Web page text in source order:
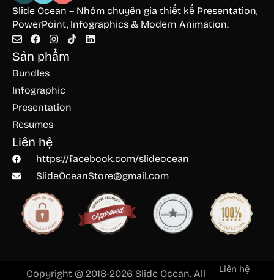
Slide Ocean – Nhóm chuyên gia thiết kế Presentation,
PowerPoint, Infographics & Modern Animation.
Sản phẩm
Bundles
Infographic
Presentation
Resumes
Liên hệ
https://facebook.com/slideocean
SlideOceanStore@gmail.com
Copyright © 2018-2026 Slide Ocean. All Liên hệ